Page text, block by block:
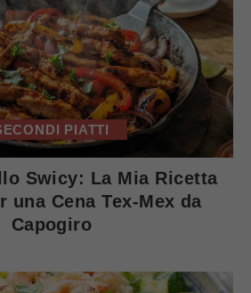
PIATTI
Swicy: La Mia Ricetta
una Cena Tex-Mex da
Capogiro